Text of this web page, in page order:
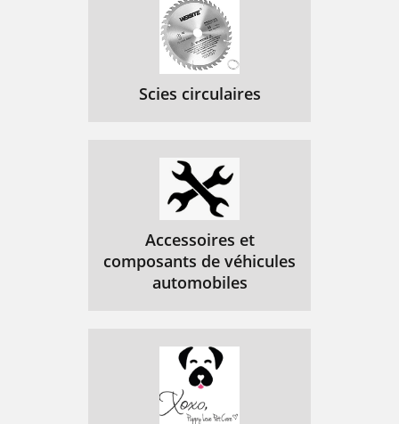
Scies circulaires
Accessoires et
composants de véhicules
automobiles